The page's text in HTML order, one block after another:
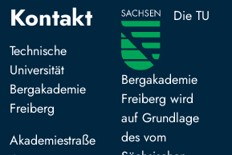
Kontakt
Technische
Universität
Bergakademie
Freiberg
Akademiestraße
Die TU
Bergakademie
Freiberg wird
auf Grundlage
des vom